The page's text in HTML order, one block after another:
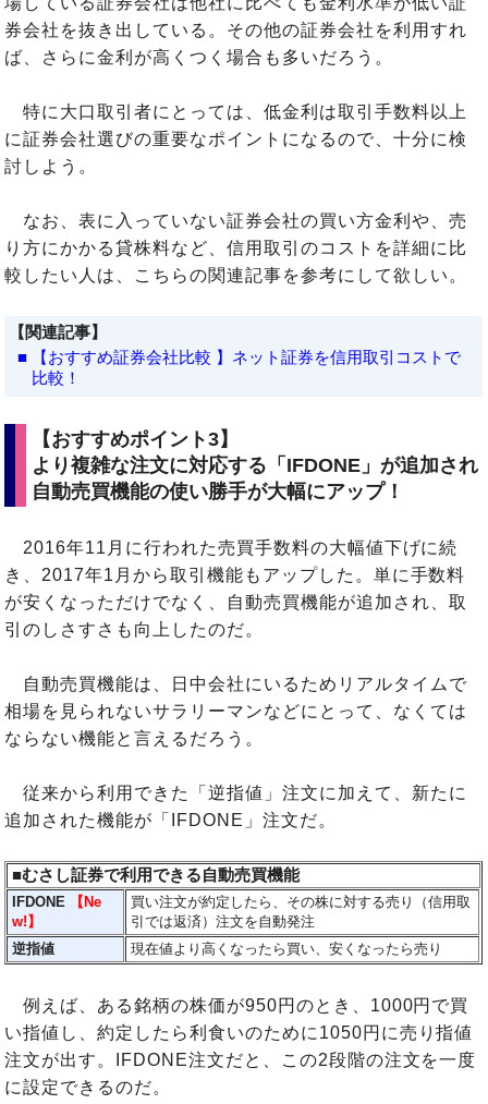
券会社を抜き出している。その他の証券会社を利用すれ
ば、さらに金利が高くつく場合も多いだろう。
特に大口取引者にとっては、低金利は取引手数料以上
に証券会社選びの重要なポイントになるので、十分に検
討しよう。
なお、表に入っていない証券会社の買い方金利や、売
り方にかかる貸株料など、信用取引のコストを詳細に比
較したい人は、こちらの関連記事を参考にして欲しい。
【関連記事】
■
【おすすめ証券会社比較 】ネット証券を信用取引コストで
比較！
【おすすめポイント3】
より複雑な注文に対応する「IFDONE」が追加され
自動売買機能の使い勝手が大幅にアップ！
2016年11月に行われた売買手数料の大幅値下げに続
き、2017年1月から取引機能もアップした。単に手数料
が安くなっただけでなく、自動売買機能が追加され、取
引のしさすさも向上したのだ。
自動売買機能は、日中会社にいるためリアルタイムで
相場を見られないサラリーマンなどにとって、なくては
ならない機能と言えるだろう。
従来から利用できた「逆指値」注文に加えて、新たに
追加された機能が「IFDONE」注文だ。
■むさし証券で利用できる自動売買機能
IFDONE 【Ne
w!】
買い注文が約定したら、その株に対する売り（信用取
引では返済）注文を自動発注
逆指値
現在値より高くなったら買い、安くなったら売り
例えば、ある銘柄の株価が950円のとき、1000円で買
い指値し、約定したら利食いのために1050円に売り指値
注文が出す。IFDONE注文だと、この2段階の注文を一度
に設定できるのだ。